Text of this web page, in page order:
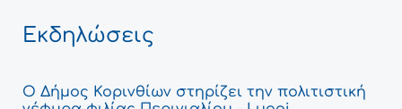
Εκδηλώσεις
Ο Δήμος Κορινθίων στηρίζει την πολιτιστική